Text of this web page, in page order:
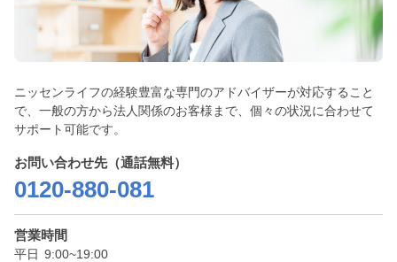
ニッセンライフの経験豊富な専門のアドバイザーが対応すること
で、一般の方から法人関係のお客様まで、個々の状況に合わせて
サポート可能です。
お問い合わせ先（通話無料）
0120-880-081
営業時間
平日 9:00~19:00